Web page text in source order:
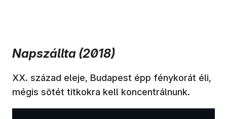
Napszállta (2018)
XX. század eleje, Budapest épp fénykorát éli,
mégis sötét titkokra kell koncentrálnunk.